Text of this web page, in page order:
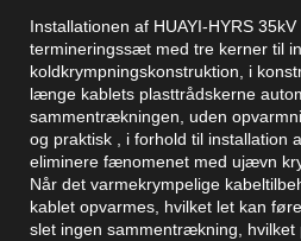
Installationen af ​​HUAYI-HYRS
termineringssæt med tre kerner til
koldkrympningskonstruktion, i
længe kablets plasttrådskerne
sammentrækningen, uden
og praktisk , i forhold til installation
eliminere fænomenet med ujævn
Når det varmekrympelige
kablet opvarmes, hvilket let kan
slet ingen sammentrækning, hvilket